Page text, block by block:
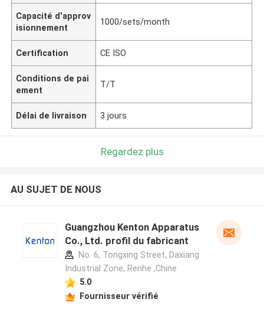
Capacité d'approv
isionnement
1000/sets/month
Certification CE ISO
Conditions de pai
ement
T/T
Délai de livraison 3 jours
Regardez plus
AU SUJET DE NOUS
Guangzhou Kenton Apparatus
Co., Ltd. profil du fabricant
No. 6, Tongxing Street, Daxiang
Industrial Zone, Renhe ,Chine
5.0
Fournisseur vérifié